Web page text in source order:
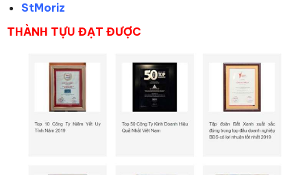
StMoriz
THÀNH TỰU ĐẠT ĐƯỢC